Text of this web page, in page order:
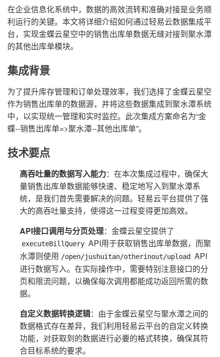
在企业信息化系统中，数据的高效流转和准确对接是业务顺
利运行的关键。本文将详细介绍如何通过轻易云数据集成平
台，实现金蝶云星空中的销售出库单数据无缝对接到聚水潭
的其他出库单模块。
集成背景
为了提升库存管理和订单处理效率，我们选择了金蝶云星空
作为销售出库单的数据源，并将这些数据集成到聚水潭系统
中，以实现统一管理和实时监控。此次集成方案命名为“金
蝶--销售出库单=>聚水潭--其他出库单”。
技术要点
高吞吐量的数据写入能力：在本次集成过程中，确保大
量销售出库单数据能够快速、稳定地写入到聚水潭系
统，是我们首先需要解决的问题。轻易云平台提供了强
大的高吞吐量支持，使得这一过程变得更加高效。
API接口调用与分页处理：金蝶云星空提供了
executeBillQuery API用于获取销售出库单数据，而聚
水潭则使用 /open/jushuitan/otherinout/upload
API
进行数据写入。在实际操作中，需要特别注意接口的分
页和限流问题，以确保每次调用都能成功返回所需的数
据。
自定义数据转换逻辑：由于金蝶云星空与聚水潭之间的
数据格式存在差异，我们利用轻易云平台的自定义转换
功能，对获取到的数据进行必要的格式转换，确保其符
合目标系统的要求。